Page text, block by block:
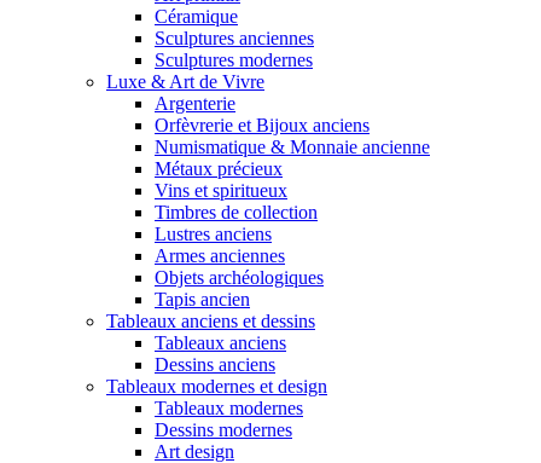
Céramique
Sculptures anciennes
Sculptures modernes
Luxe & Art de Vivre
Argenterie
Orfèvrerie et Bijoux anciens
Numismatique & Monnaie ancienne
Métaux précieux
Vins et spiritueux
Timbres de collection
Lustres anciens
Armes anciennes
Objets archéologiques
Tapis ancien
Tableaux anciens et dessins
Tableaux anciens
Dessins anciens
Tableaux modernes et design
Tableaux modernes
Dessins modernes
Art design